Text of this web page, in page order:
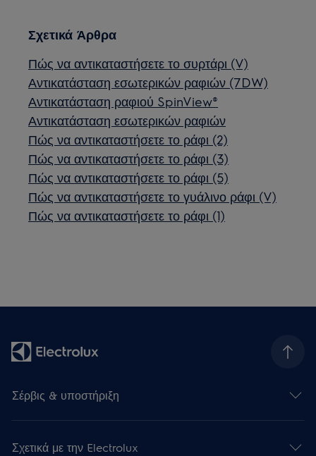
Σχετικά Άρθρα
Πώς να αντικαταστήσετε το συρτάρι (V)
Αντικατάσταση εσωτερικών ραφιών (7DW)
Αντικατάσταση ραφιού SpinView®
Αντικατάσταση εσωτερικών ραφιών
Πώς να αντικαταστήσετε το ράφι (2)
Πώς να αντικαταστήσετε το ράφι (3)
Πώς να αντικαταστήσετε το ράφι (5)
Πώς να αντικαταστήσετε το γυάλινο ράφι (V)
Πώς να αντικαταστήσετε το ράφι (1)
Σέρβις & υποστήριξη
Σχετικά με την Electrolux